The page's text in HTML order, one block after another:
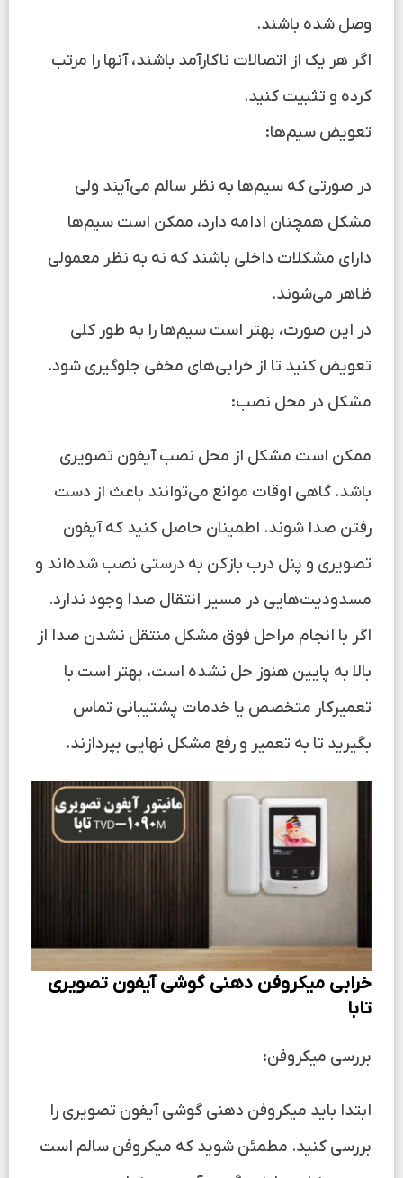
وصل شده باشند.
اگر هر یک از اتصالات ناکارآمد باشند، آنها را مرتب
کرده و تثبیت کنید.
تعویض سیم‌ها:
در صورتی که سیم‌ها به نظر سالم می‌آیند ولی
مشکل همچنان ادامه دارد، ممکن است سیم‌ها
دارای مشکلات داخلی باشند که نه به نظر معمولی
ظاهر می‌شوند.
در این صورت، بهتر است سیم‌ها را به طور کلی
تعویض کنید تا از خرابی‌های مخفی جلوگیری شود.
مشکل در محل نصب:
ممکن است مشکل از محل نصب آیفون تصویری
باشد. گاهی اوقات موانع می‌توانند باعث از دست
رفتن صدا شوند. اطمینان حاصل کنید که آیفون
تصویری و پنل درب بازکن به درستی نصب شده‌اند و
مسدودیت‌هایی در مسیر انتقال صدا وجود ندارد.
اگر با انجام مراحل فوق مشکل منتقل نشدن صدا از
بالا به پایین هنوز حل نشده است، بهتر است با
تعمیرکار متخصص یا خدمات پشتیبانی تماس
بگیرید تا به تعمیر و رفع مشکل نهایی بپردازند.
خرابی میکروفن دهنی گوشی آیفون تصویری
تابا
بررسی میکروفن:
ابتدا باید میکروفن دهنی گوشی آیفون تصویری را
بررسی کنید. مطمئن شوید که میکروفن سالم است